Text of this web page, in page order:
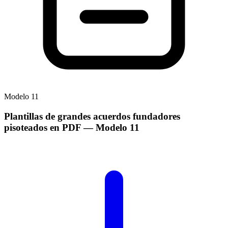
Modelo 11
Plantillas de grandes acuerdos fundadores
pisoteados en PDF— Modelo 11